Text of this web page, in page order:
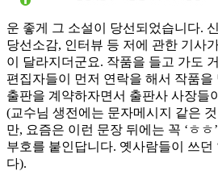
운 좋게 그 소설이 당선되었습니다.
당선소감, 인터뷰 등 저에 관한 기사
이 달라지더군요. 작품을 들고 가도
편집자들이 먼저 연락을 해서 작품을
출판을 계약하자면서 출판사 사장들
(교수님 생전에는 문자메시지 같은
만, 요즘은 이런 문장 뒤에는 꼭 ‘ㅎㅎ
부호를 붙인답니다. 옛사람들이 쓰던
다).